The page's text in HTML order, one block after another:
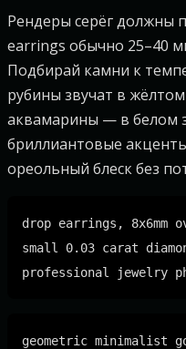
Рендеры серёг должны
earrings обычно 25–40
Подбирай камни к
рубины звучат в
аквамарины — в белом
бриллиантовые
ореольный блеск без
drop earrings, 8x6mm
small 0.03 carat
geometric minimalist